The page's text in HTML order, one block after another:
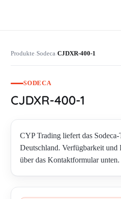
Produkte›Sodeca›CJDXR-400-1
SODECA
CJDXR-400-1
CYP Trading liefert das
Deutschland. Verfügbarkeit und
über das Kontaktformular unten.